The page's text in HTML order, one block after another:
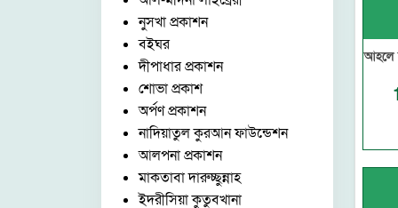
দেওবন্দ ও আকাবিরে দেওবন্দ
গজল ও কবিতা
ঈদ ও অন্যান্য
ব্যবসা ব্যান্ডিং ও মার্কেটিং
ফার্সি-বাংলা অভিধান
রুকইয়াহ ও ঝাড়ফুঁক
সরফ নাহব ও বালাগাত
উসুলুল ফিকহ
পিতা-মাতার অধিকার
নুসখা প্রকাশন
বইঘর
দীপাধার প্রকাশন
শোভা প্রকাশ
অর্পণ প্রকাশন
নাদিয়াতুল কুরআন ফাউন্ডেশন
আলপনা প্রকাশন
মাকতাবা দারুচ্ছুন্নাহ
ইদরীসিয়া কুতুবখানা
আহলে